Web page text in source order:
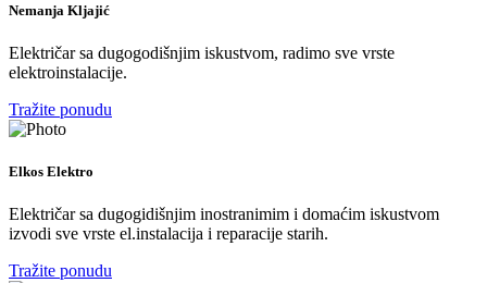
Nemanja Kljajić
Električar sa dugogodišnjim iskustvom, radimo sve vrste
elektroinstalacije.
Tražite ponudu
Elkos Elektro
Električar sa dugogidišnjim inostranimim i domaćim iskustvom
izvodi sve vrste el.instalacija i reparacije starih.
Tražite ponudu